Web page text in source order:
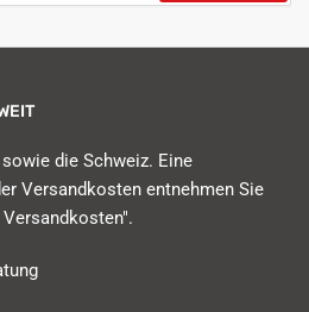
die Schweiz. Eine
Versandkosten entnehmen Sie